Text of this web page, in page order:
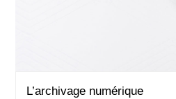
L’archivage numérique